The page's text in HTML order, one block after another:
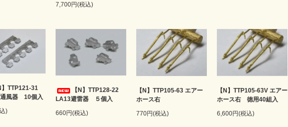
7,700円(税込)
】TTP121-31
風器 10個入
)
【N】TTP128-22
LA13避雷器 ５個入
660円(税込)
【N】TTP105-63 エアー
ホース右
770円(税込)
【N】TTP105-63V エアー
ホース右 徳用40組入
6,600円(税込)